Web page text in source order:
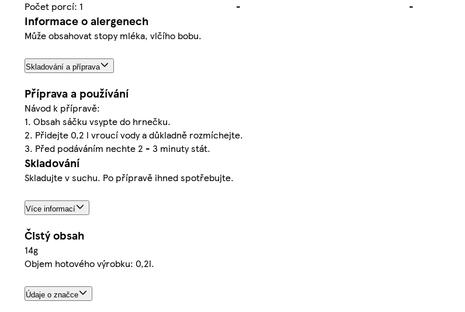
Počet porcí: 1
- -
Informace o alergenech
Může obsahovat stopy mléka, vlčího bobu.
Skladování a příprava
Příprava a používání
Návod k přípravě:
1. Obsah sáčku vsypte do hrnečku.
2. Přidejte 0,2 l vroucí vody a důkladně rozmíchejte.
3. Před podáváním nechte 2 - 3 minuty stát.
Skladování
Skladujte v suchu. Po přípravě ihned spotřebujte.
Více informací
Čistý obsah
14g
Objem hotového výrobku: 0,2l.
Údaje o značce